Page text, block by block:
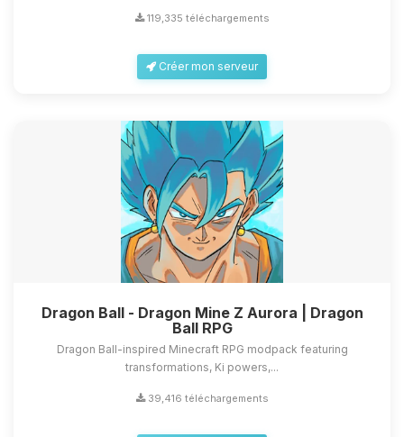
119,335 téléchargements
Créer mon serveur
Dragon Ball - Dragon Mine Z Aurora | Dragon
Ball RPG
Dragon Ball-inspired Minecraft RPG modpack featuring
transformations, Ki powers,...
39,416 téléchargements